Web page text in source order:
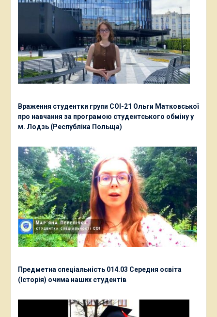
Враження студентки групи СОІ-21 Ольги Матковської
про навчання за програмою студентського обміну у
м. Лодзь (Республіка Польща)
Предметна спеціальність 014.03 Середня освіта
(Історія) очима наших студентів